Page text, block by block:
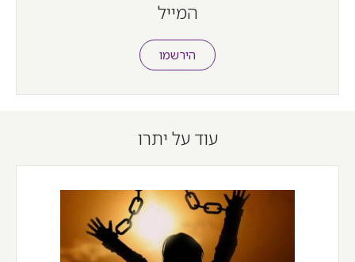
המייל
הירשמו
עוד על יתרו